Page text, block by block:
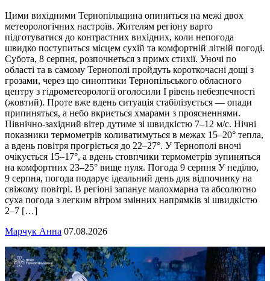
Цими вихідними Тернопільщина опиниться на межі двох
метеорологічних настроїв. Жителям регіону варто
підготуватися до контрастних вихідних, коли непогода
швидко поступиться місцем сухій та комфортній літній погоді.
Субота, 8 серпня, розпочнеться з примх стихії. Уночі по
області та в самому Тернополі пройдуть короткочасні дощі з
грозами, через що синоптики Тернопільського обласного
центру з гідрометеорології оголосили І рівень небезпечності
(жовтий). Проте вже вдень ситуація стабілізується — опади
припиняться, а небо вкриється хмарами з проясненнями.
Північно-західний вітер дутиме зі швидкістю 7–12 м/с. Нічні
показники термометрів коливатимуться в межах 15–20° тепла,
а вдень повітря прогріється до 22–27°. У Тернополі вночі
очікується 15–17°, а вдень стовпчики термометрів зупиняться
на комфортних 23–25° вище нуля. Погода 9 серпня У неділю,
9 серпня, погода подарує ідеальний день для відпочинку на
свіжому повітрі. В регіоні запанує малохмарна та абсолютно
суха погода з легким вітром змінних напрямків зі швидкістю
2–7 […]
Марчук Анна 07.08.2026